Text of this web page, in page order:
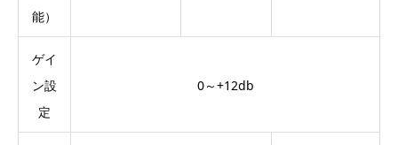
能）
ゲイ
ン設
定
0～+12db